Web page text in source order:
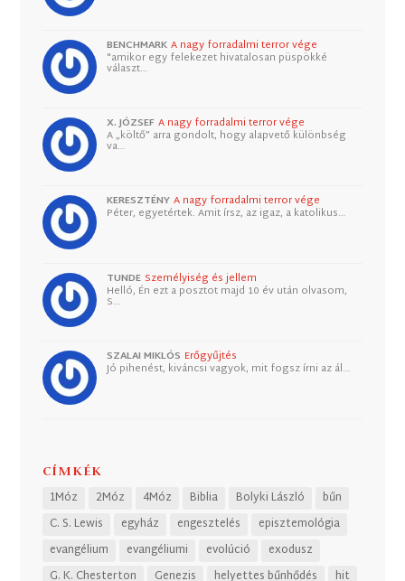
BENCHMARK A nagy forradalmi terror vége
"amikor egy felekezet hivatalosan püspökké
választ…
X. JÓZSEF A nagy forradalmi terror vége
A „költő” arra gondolt, hogy alapvető különbség
va…
KERESZTÉNY A nagy forradalmi terror vége
Péter, egyetértek. Amit írsz, az igaz, a katolikus…
TUNDE Személyiség és jellem
Helló, Én ezt a posztot majd 10 év után olvasom,
S…
SZALAI MIKLÓS Erőgyűjtés
Jó pihenést, kiváncsi vagyok, mit fogsz írni az ál…
CÍMKÉK
1Móz 2Móz 4Móz Biblia Bolyki László
bűn
C. S. Lewis
egyház engesztelés
episztemológia
evangélium
evangéliumi evolúció
exodusz
G. K. Chesterton
Genezis helyettes bűnhődés hit